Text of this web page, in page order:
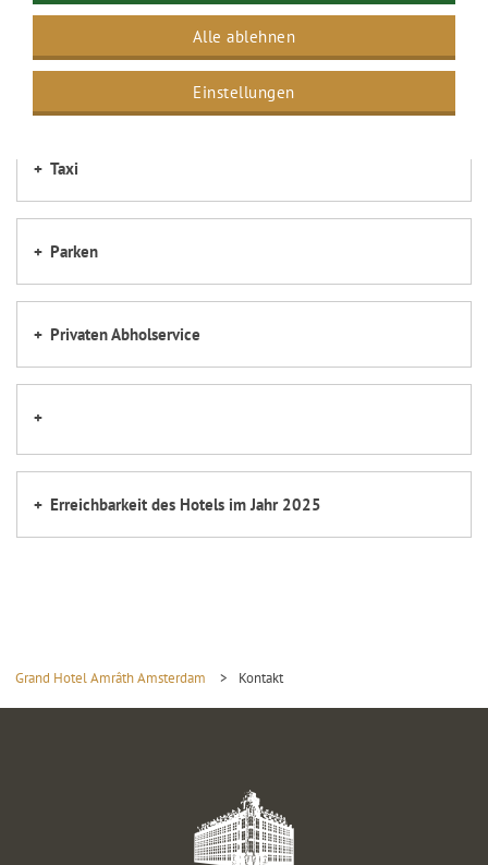
Erreichbarkeit
Taxi
Parken
Privaten Abholservice
Erreichbarkeit des Hotels im Jahr 2025
Grand Hotel Amrâth Amsterdam > Kontakt
Alle ablehnen
Einstellungen